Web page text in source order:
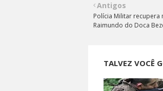
Antigos
Polícia Militar
Raimundo do Doca
TALVEZ VOCÊ